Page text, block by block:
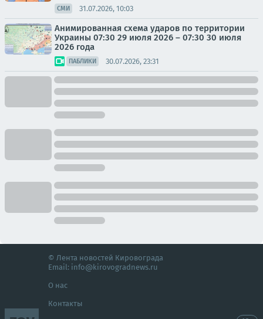
СМИ 31.07.2026, 10:03
Анимированная схема ударов по территории
Украины 07:30 29 июля 2026 – 07:30 30 июля
2026 года
ПАБЛИКИ 30.07.2026, 23:31
© Лента новостей Кировограда
Email: info@kirovogradnews.ru
О нас
Контакты